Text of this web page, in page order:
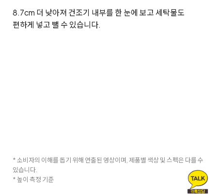
8.7cm 더 낮아져 건조기 내부를 한 눈에 보고 세탁물도
편하게 넣고 뺄 수 있습니다.
* 소비자의 이해를 돕기 위해 연출된 영상이며, 제품별 색상 및 스펙은 다를 수
있습니다.
* 높이 측정 기준